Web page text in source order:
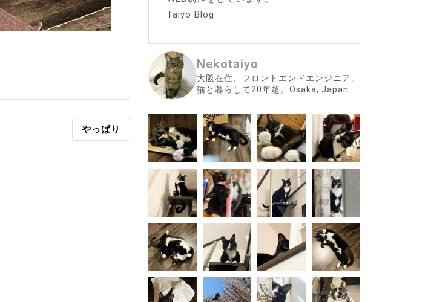
やっぱり
Taiyo Blog
Nekotaiyo
大阪在住、フロントエンドエンジニア。
猫と暮らして20年超。Osaka, Japan.